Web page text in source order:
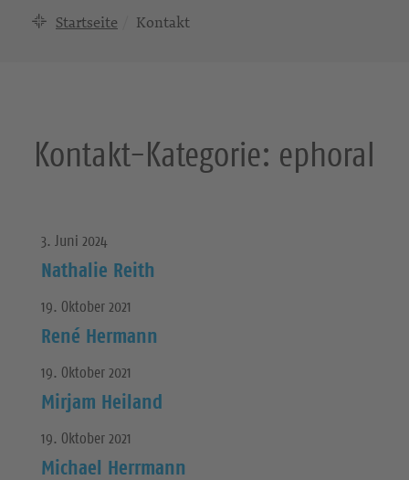
Startseite Kontakt
Kontakt-Kategorie: ephoral
3. Juni 2024
Nathalie Reith
19. Oktober 2021
René Hermann
19. Oktober 2021
Mirjam Heiland
19. Oktober 2021
Michael Herrmann